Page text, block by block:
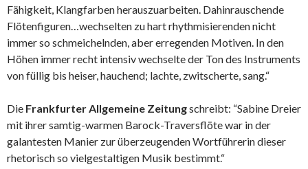
Fähigkeit, Klangfarben herauszuarbeiten. Dahinrauschende
Flötenfiguren…wechselten zu hart rhythmisierenden nicht
immer so schmeichelnden, aber erregenden Motiven. In den
Höhen immer recht intensiv wechselte der Ton des Instruments
von füllig bis heiser, hauchend; lachte, zwitscherte, sang.“
Die Frankfurter Allgemeine Zeitungschreibt: “Sabine Dreier
mit ihrer samtig-warmen Barock-Traversflöte war in der
galantesten Manier zur überzeugenden Wortführerin dieser
rhetorisch so vielgestaltigen Musik bestimmt.“